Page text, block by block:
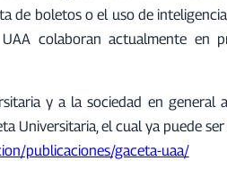
de boletos o el uso de
colaboran actualmente en
y a la sociedad en general
Universitaria, el cual ya puede
publicaciones/gaceta-uaa/